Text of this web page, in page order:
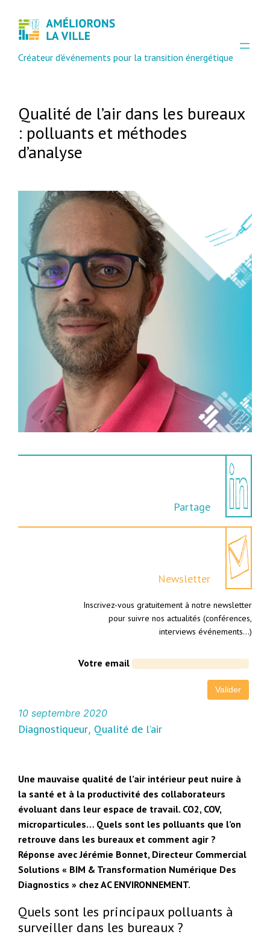
Créateur d'événements pour la transition énergétique
Qualité de l’air dans les bureaux
: polluants et méthodes
d’analyse
Partage
Newsletter
Inscrivez-vous gratuitement à notre newsletter
pour suivre nos actualités (conférences,
interviews événements…)
Votre email
10 septembre 2020
Diagnostiqueur, Qualité de l’air
Une mauvaise qualité de l’air intérieur peut nuire à
la santé et à la productivité des collaborateurs
évoluant dans leur espace de travail. CO2, COV,
microparticules… Quels sont les polluants que l’on
retrouve dans les bureaux et comment agir ?
Réponse avec Jérémie Bonnet, Directeur Commercial
Solutions « BIM & Transformation Numérique Des
Diagnostics » chez AC ENVIRONNEMENT.
Quels sont les principaux polluants à
surveiller dans les bureaux ?